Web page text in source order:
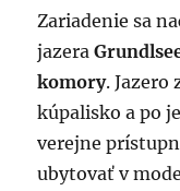
Zariadenie sa
jazera
komory. Jazero
kúpalisko a po
verejne
ubytovať v